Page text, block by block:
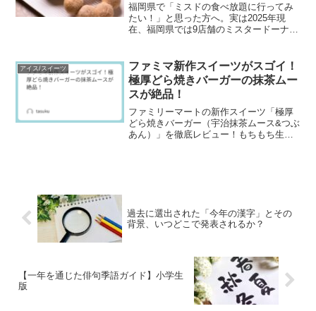
福岡県で「ミスドの食べ放題に行ってみ
たい！」と思った方へ。実は2025年現
在、福岡県では9店舗のミスタードーナツ
有無が異なるため、事前に情報を押さえ
ておくことがとても大切...
アイス/スイーツ
ファミマ新作スイーツがスゴイ！
極厚どら焼きバーガーの抹茶ムー
スが絶品！
ファミリーマートの新作スイーツ「極厚
どら焼きバーガー（宇治抹茶ムース&つぶ
あん）」を徹底レビュー！もちもち生地
過去に選出された「今年の漢字」とその
背景、いつどこで発表されるか？
【一年を通じた俳句季語ガイド】小学生
版